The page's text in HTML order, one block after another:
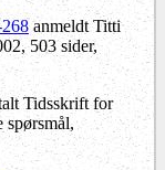
anmeldt Titti
503 sider,
Tidsskrift for
spørsmål,